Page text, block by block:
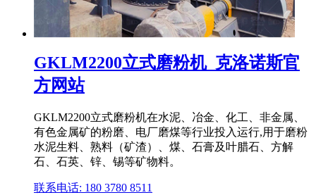
GKLM2200立式磨粉机_克洛诺斯官
方网站
GKLM2200立式磨粉机在水泥、冶金、化工、非金属、
有色金属矿的粉磨、电厂磨煤等行业投入运行,用于磨粉
水泥生料、熟料（矿渣）、煤、石膏及叶腊石、方解
石、石英、锌、锡等矿物料。
联系电话: 180 3780 8511